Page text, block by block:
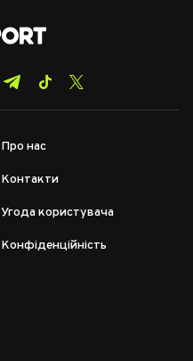
Про нас
Контакти
Угода користувача
Конфіденційність